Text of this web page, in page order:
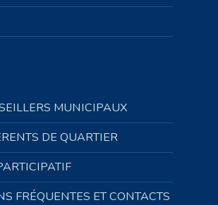
MUNICIPAUX
DE QUARTIER
FRÉQUENTES ET CONTACTS